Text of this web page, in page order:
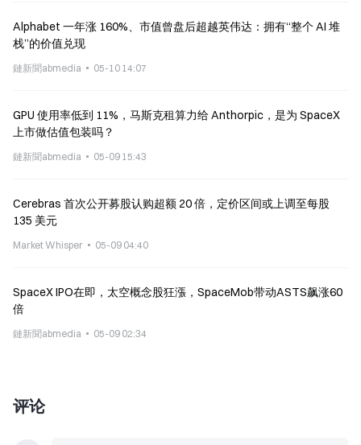
Alphabet 一年涨 160%、市值曾盘后超越英伟达：拥有“整个 AI 堆
栈”的价值兑现
鏈新聞abmedia 05-10 14:07
GPU 使用率低到 11%，马斯克租算力给 Anthorpic，是为 SpaceX
上市做估值包装吗？
鏈新聞abmedia 05-09 15:43
Cerebras 首次公开募股认购超额 20 倍，定价区间或上调至每股
135 美元
Market Whisper 05-09 04:40
SpaceX IPO在即，太空概念股狂漲，SpaceMob带动ASTS飙涨60
倍
鏈新聞abmedia 05-09 02:34
评论